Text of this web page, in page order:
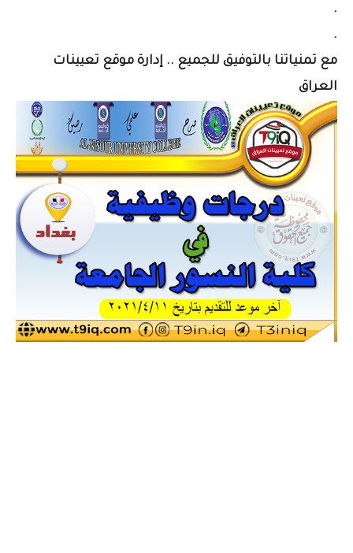
.
.
مع تمنياتنا بالتوفيق للجميع .. إدارة موقع تعيينات
العراق